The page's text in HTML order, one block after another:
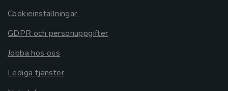
Cookieinställningar
GDPR och personuppgifter
Jobba hos oss
Lediga tjänster